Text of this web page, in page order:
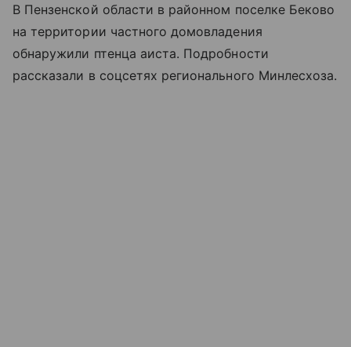
В Пензенской области в районном поселке Беково
на территории частного домовладения
обнаружили птенца аиста. Подробности
рассказали в соцсетях регионального Минлесхоза.